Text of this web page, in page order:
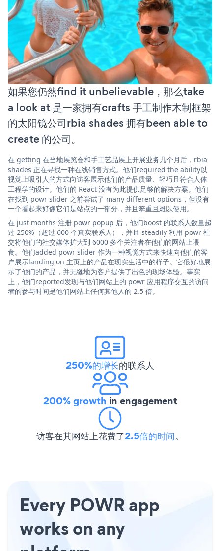
如果您仍然find it unbelievable，那么take
a look at 是一家拥有crafts 手工制作木制框架
的太阳镜公司rbia shades 拥有been able to
create 的公司。
在 getting 在当地展览会和手工艺品展上开展业务几个月后，rbia
shades 正在寻找一种在线销售方式。他们required the ability以
视觉上吸引人的方式向访客展示他们的产品质量、轻巧且符合人体
工程学的设计。他们的 React 没有为此提供足够的解决方案。他们
在找到 powr slider 之前尝试了 many different options，但没有
一个看起来好像它们是站点的一部分，并且笨重且难以使用。
在 just months 注册 powr popup 后，他们boost 的联系人数量超
过 250%（超过 600 个真实联系人），并且 steadily 利用 powr 社
交将他们的社交媒体扩大到 6000 多个关注者在他们的网站上喂
食。他们added powr slider 作为一种视觉方式来快速向他们的客
户展示landing on 主页上的产品在现实生活中的样子。它很好地展
示了他们的产品，并无缝地为客户提供了出色的现场体验。事实
上，他们reported发现与他们网站上的 powr 应用程序交互的访问
者的参与时间是他们网站上任何其他人的 2.5 倍。
250%的增长的联系人
200% growth in engagement
访客在其网站上花费了2.5倍的时间。
Every POWR app
works on any